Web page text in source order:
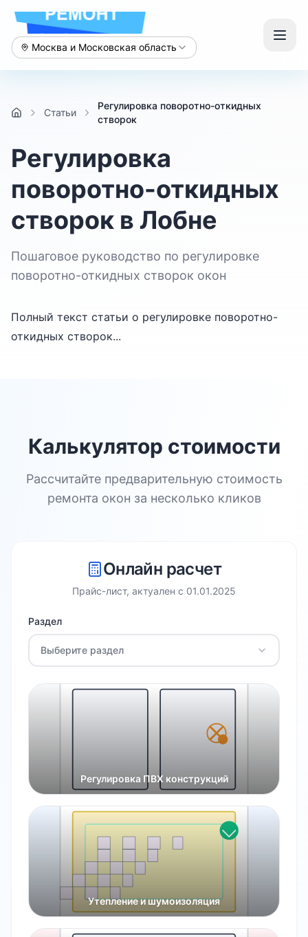
Москва и Московская область
Статьи
Регулировка поворотно-откидных
створок
Регулировка
поворотно-откидных
створок в Лобне
Пошаговое руководство по регулировке
поворотно-откидных створок окон
Полный текст статьи о регулировке поворотно-
откидных створок...
Калькулятор стоимости
Рассчитайте предварительную стоимость
ремонта окон за несколько кликов
Онлайн расчет
Прайс-лист, актуален с 01.01.2025
Раздел
Выберите раздел
Регулировка ПВХ конструкций
Утепление и шумоизоляция